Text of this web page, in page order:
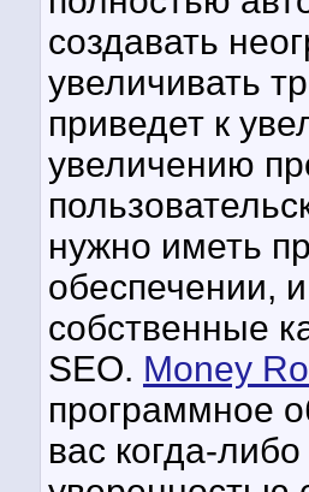
создавать
увеличивать
приведет к
увеличению
нужно иметь
обеспечении,
собственные
SEO. Money
программное
вас когда-